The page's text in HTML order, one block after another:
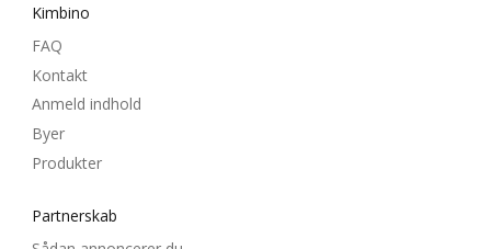
Kimbino
FAQ
Kontakt
Anmeld indhold
Byer
Produkter
Partnerskab